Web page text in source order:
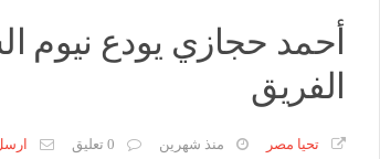
ثقافة وفن
علي ياغي يستعد لطرح أغنيته الجديدة "راح ضل"
أحمد حجازي يودع نيوم
الفريق
تحيا مصر منذ شهرين 0 تعليق